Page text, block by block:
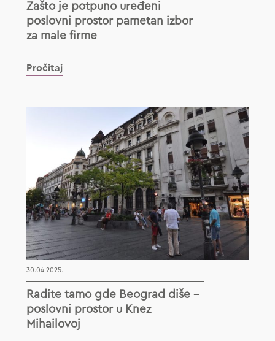
Zašto je potpuno uređeni
poslovni prostor pametan izbor
za male firme
Pročitaj
30.04.2025.
Radite tamo gde Beograd diše –
poslovni prostor u Knez
Mihailovoj